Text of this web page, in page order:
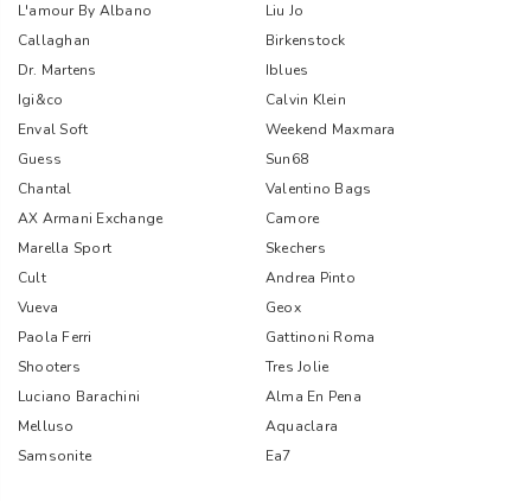
L'amour By Albano
Liu Jo
Callaghan
Birkenstock
Dr. Martens
Iblues
Igi&co
Calvin Klein
Enval Soft
Weekend Maxmara
Guess
Sun68
Chantal
Valentino Bags
AX Armani Exchange
Camore
Marella Sport
Skechers
Cult
Andrea Pinto
Vueva
Geox
Paola Ferri
Gattinoni Roma
Shooters
Tres Jolie
Luciano Barachini
Alma En Pena
Melluso
Aquaclara
Samsonite
Ea7